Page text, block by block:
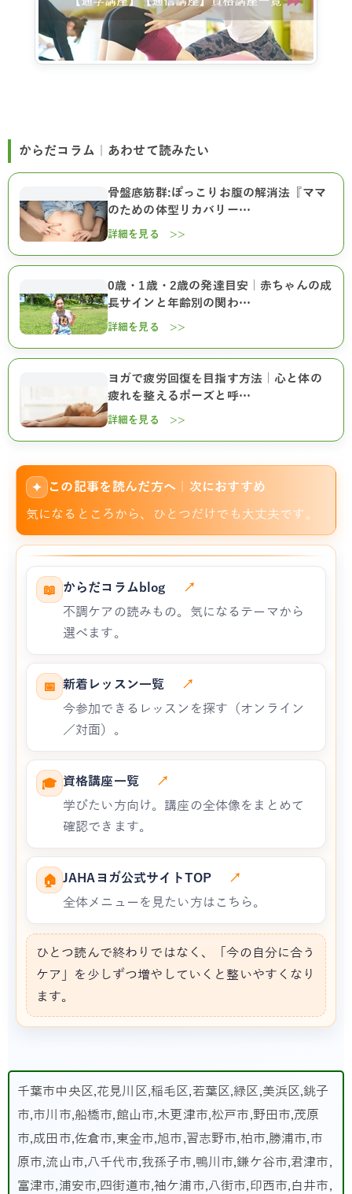
からだコラム｜あわせて読みたい
骨盤底筋群:ぽっこりお腹の解消法『ママ
のための体型リカバリー…
詳細を見る >>
0歳・1歳・2歳の発達目安｜赤ちゃんの成
長サインと年齢別の関わ…
詳細を見る >>
ヨガで疲労回復を目指す方法｜心と体の
疲れを整えるポーズと呼…
詳細を見る >>
✦ この記事を読んだ方へ｜次におすすめ
気になるところから、ひとつだけでも大丈夫です。
📖 からだコラムblog
↗
不調ケアの読みもの。気になるテーマから
選べます。
📅 新着レッスン一覧
↗
今参加できるレッスンを探す（オンライン
／対面）。
🎓 資格講座一覧
↗
学びたい方向け。講座の全体像をまとめて
確認できます。
🏠 JAHAヨガ公式サイトTOP
↗
全体メニューを見たい方はこちら。
ひとつ読んで終わりではなく、「今の自分に合う
ケア」を少しずつ増やしていくと整いやすくなり
ます。
千葉市中央区,花見川区,稲毛区,若葉区,緑区,美浜区,銚子
市,市川市,船橋市,館山市,木更津市,松戸市,野田市,茂原
市,成田市,佐倉市,東金市,旭市,習志野市,柏市,勝浦市,市
原市,流山市,八千代市,我孫子市,鴨川市,鎌ケ谷市,君津市,
富津市,浦安市,四街道市,袖ケ浦市,八街市,印西市,白井市,